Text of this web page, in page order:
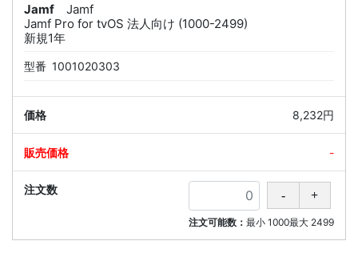
Jamf
Jamf
Jamf Pro for tvOS 法人向け (1000-2499)
新規1年
型番 1001020303
8,232円
-
注文可能数： 最小 1000最大 2499